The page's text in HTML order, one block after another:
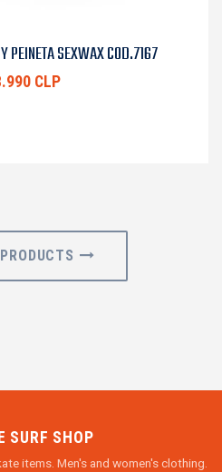
PEINETA SEXWAX COD.7167
CLP
SURF SHOP
items. Men's and women's clothing.